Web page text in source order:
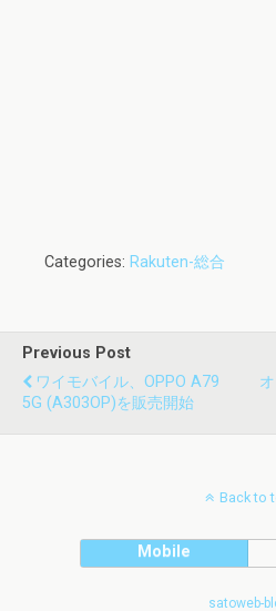
Categories: Rakuten-総合
Previous Post
ワイモバイル、OPPO A79
5G (A303OP)を販売開始
Back to
Mobile
satoweb-